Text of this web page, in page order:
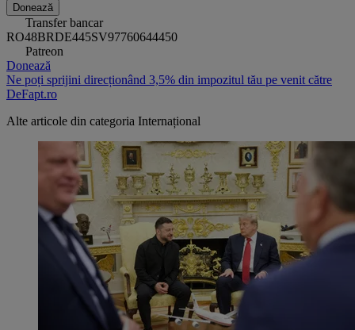
Donează
Transfer bancar
RO48BRDE445SV97760644450
Patreon
Donează
Ne poți sprijini direcționând 3,5% din impozitul tău pe venit către
DeFapt.ro
Alte articole din categoria Internațional